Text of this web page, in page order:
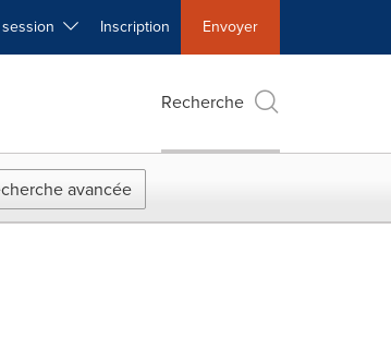
Inscription Envoyer
Recherche
avancée